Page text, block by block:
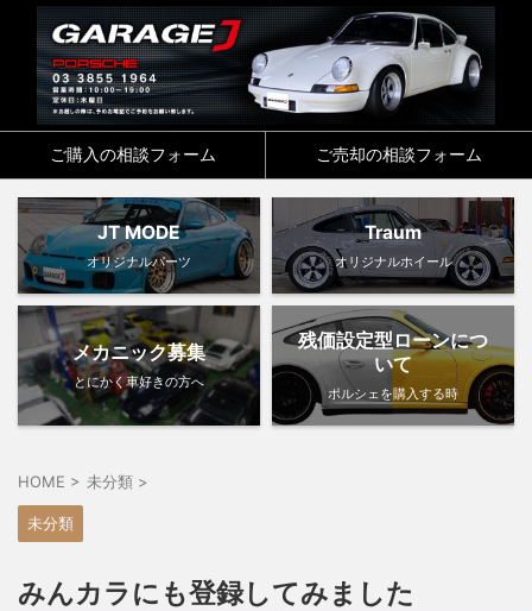
ご購入の相談フォーム ご売却の相談フォーム
JT MODE
オリジナルパーツ
Traum
オリジナルホイール
メカニック募集
とにかく車好きの方へ
残価設定型ローンにつ
いて
ポルシェを購入する時
HOME > 未分類 >
未分類
みんカラにも登録してみました